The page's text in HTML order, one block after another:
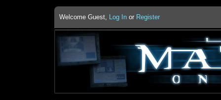
Welcome Guest, Log In or Register